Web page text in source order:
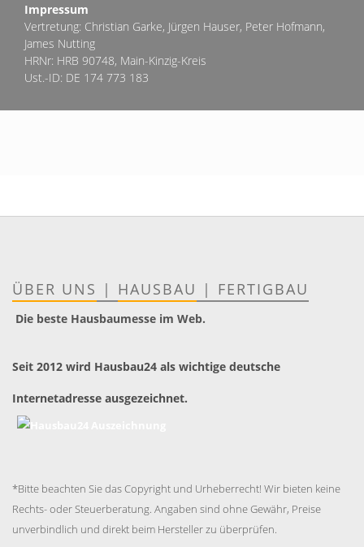
Impressum
Vertretung: Christian Garke, Jürgen Hauser, Peter Hofmann,
James Nutting
HRNr: HRB 90748, Main-Kinzig-Kreis
Ust.-ID: DE 174 773 183
ÜBER UNS | HAUSBAU | FERTIGBAU
Die beste Hausbaumesse im Web.
Seit 2012 wird Hausbau24 als wichtige deutsche
Internetadresse ausgezeichnet.
*Bitte beachten Sie das Copyright und Urheberrecht! Wir bieten keine
Rechts- oder Steuerberatung. Angaben sind ohne Gewähr, Preise
unverbindlich und direkt beim Hersteller zu überprüfen.